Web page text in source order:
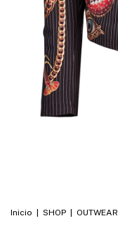
Inicio SHOP OUTWEAR